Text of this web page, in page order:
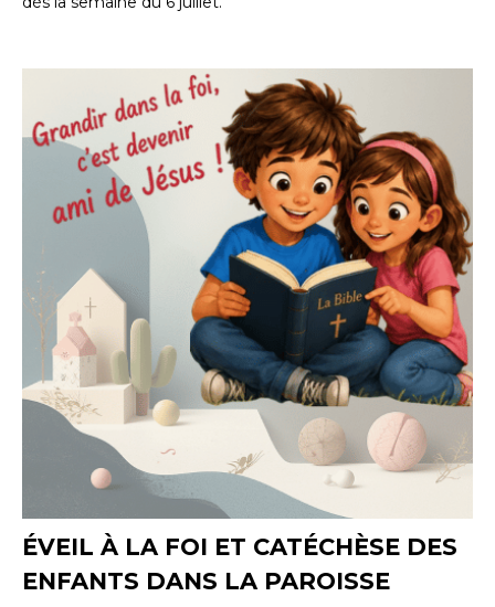
ÉVEIL À LA FOI ET CATÉCHÈSE DES
ENFANTS DANS LA PAROISSE